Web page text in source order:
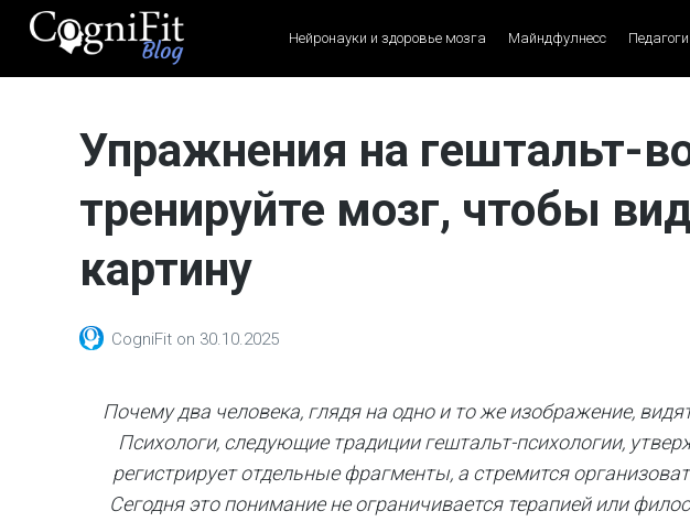
CogniFit
Health
Brain Training, Mental
Health, and Wellness
Нейронауки и здоровье мозга Майндфулнесс Педагоги
Упражнения на гештальт-
тренируйте мозг, чтобы
картину
CogniFit on 30.10.2025
Почему два человека, глядя на одно и то же изображение,
Психологи, следующие традиции гештальт-психологии,
регистрирует отдельные фрагменты, а стремится
Сегодня это понимание не ограничивается терапией или